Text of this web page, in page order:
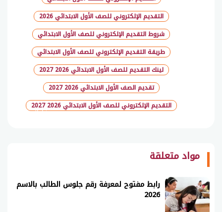
شارك
التقديم الإلكتروني للصف الأول الابتدائي 2026
شروط التقديم الإلكتروني للصف الأول الابتدائي
طريقة التقديم الإلكتروني للصف الأول الابتدائي
لينك التقديم للصف الأول الابتدائي 2026 2027
تقديم الصف الأول الابتدائي 2026 2027
التقديم الإلكتروني للصف الأول الابتدائي 2026 2027
مواد متعلقة
رابط مفتوح لمعرفة رقم جلوس الطالب بالاسم
2026